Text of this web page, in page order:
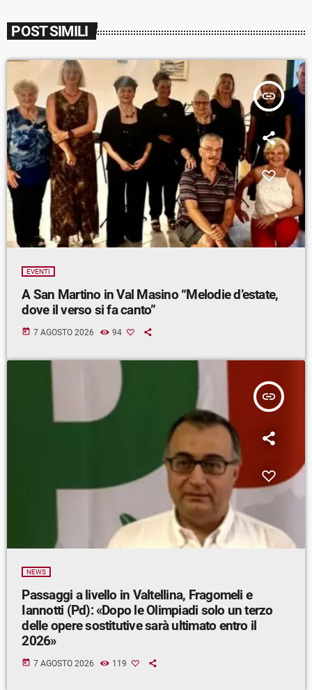
POST SIMILI
insert_link
EVENTI
A San Martino in Val Masino “Melodie d’estate,
dove il verso si fa canto”
today 7 AGOSTO 2026 94
insert_link
NEWS
Passaggi a livello in Valtellina, Fragomeli e
Iannotti (Pd): «Dopo le Olimpiadi solo un terzo
delle opere sostitutive sarà ultimato entro il
2026»
today 7 AGOSTO 2026 119